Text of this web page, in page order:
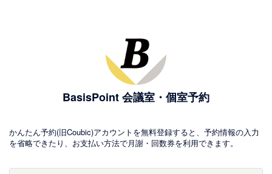
BasisPoint 会議室・個室予約
かんたん予約(旧Coubic)アカウントを無料登録すると、予約情報の入力
を省略できたり、お支払い方法で月謝・回数券を利用できます。